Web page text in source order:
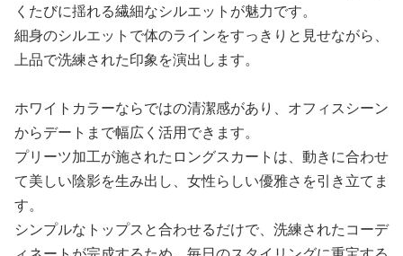
くたびに揺れる繊細なシルエットが魅力です。
細身のシルエットで体のラインをすっきりと見せながら、
上品で洗練された印象を演出します。
ホワイトカラーならではの清潔感があり、オフィスシーン
からデートまで幅広く活用できます。
プリーツ加工が施されたロングスカートは、動きに合わせ
て美しい陰影を生み出し、女性らしい優雅さを引き立てま
す。
シンプルなトップスと合わせるだけで、洗練されたコーデ